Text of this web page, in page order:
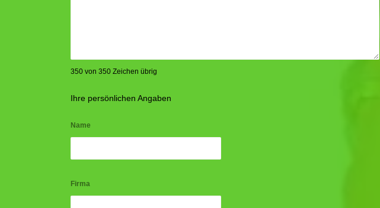
350 von 350 Zeichen übrig
Ihre persönlichen Angaben
Name
Firma